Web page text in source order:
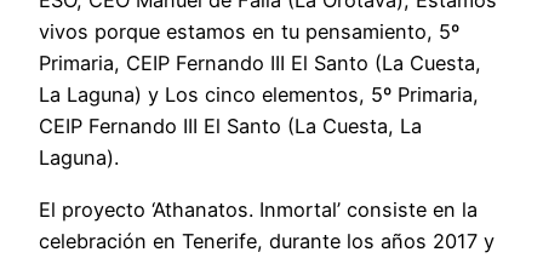
vivos porque estamos en tu pensamiento, 5º
Primaria, CEIP Fernando III El Santo (La Cuesta,
La Laguna) y Los cinco elementos, 5º Primaria,
CEIP Fernando III El Santo (La Cuesta, La
Laguna).
El proyecto ‘Athanatos. Inmortal’ consiste en la
celebración en Tenerife, durante los años 2017 y